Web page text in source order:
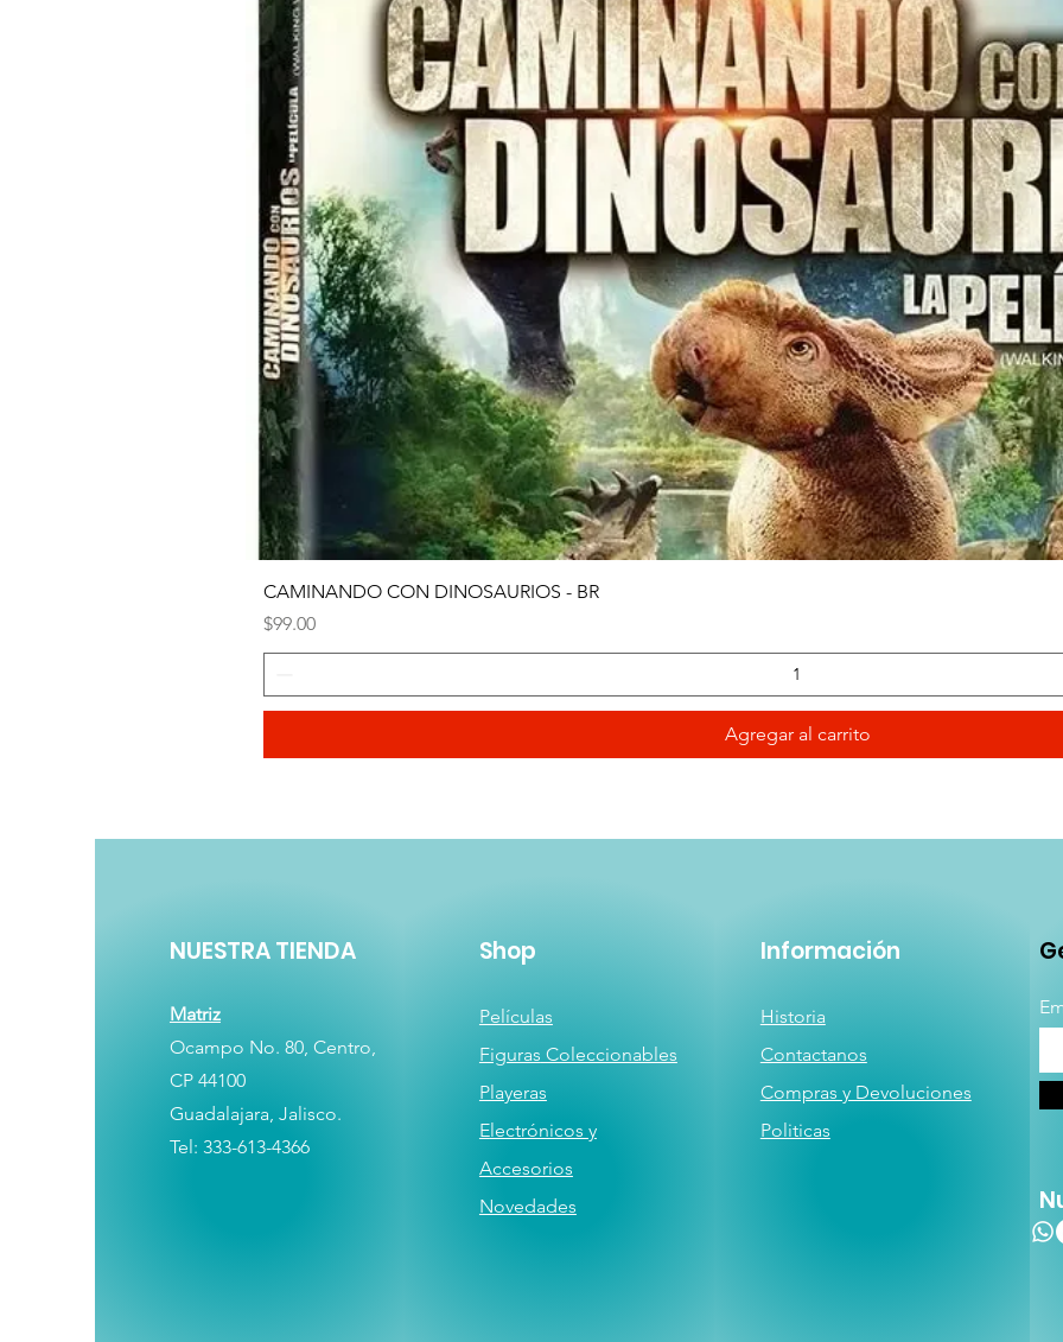
CAMINANDO CON DINOSAURIOS - BR
Precio
$99.00
Agregar al carrito
NUESTRA TIENDA
Matriz
Ocampo No. 80, Centro,
CP 44100
Guadalajara, Jalisco.
Tel: 333-613-4366
Shop
Películas
Figuras Coleccionables
Playeras
Electrónicos y
Accesorios
Novedades
Información
Historia
Contactanos
Compras y Devoluciones
Politicas
N